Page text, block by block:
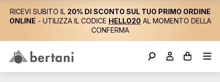
RICEVI SUBITO IL 20% DI SCONTO SUL TUO PRIMO ORDINE
ONLINE - UTILIZZA IL CODICE HELLO20 AL MOMENTO DELLA
CONFERMA